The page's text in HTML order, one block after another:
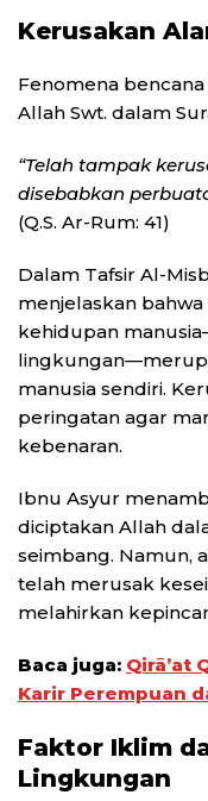
Kerusakan
Fenomena
Allah Swt. dalam
“Telah tampak
disebabkan
(Q.S. Ar-Rum: 41)
Dalam Tafsir Al-
menjelaskan
kehidupan
manusia sendiri.
peringatan agar
kebenaran.
Ibnu Asyur
diciptakan Allah
seimbang. Namun,
telah merusak
melahirkan
Baca juga: Qirā’at
Karir Perempuan
Faktor Iklim
Lingkungan